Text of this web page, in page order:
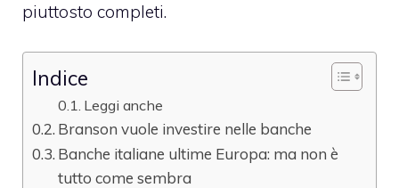
piuttosto completi.
Indice
Leggi anche
Branson vuole investire nelle banche
Banche italiane ultime Europa: ma non è
tutto come sembra